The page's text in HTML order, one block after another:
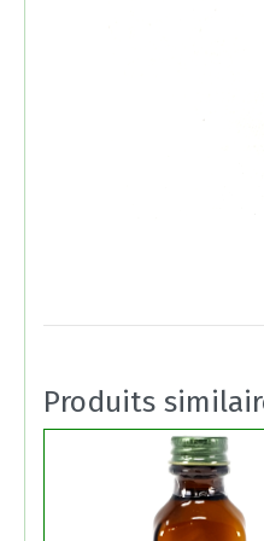
Produits